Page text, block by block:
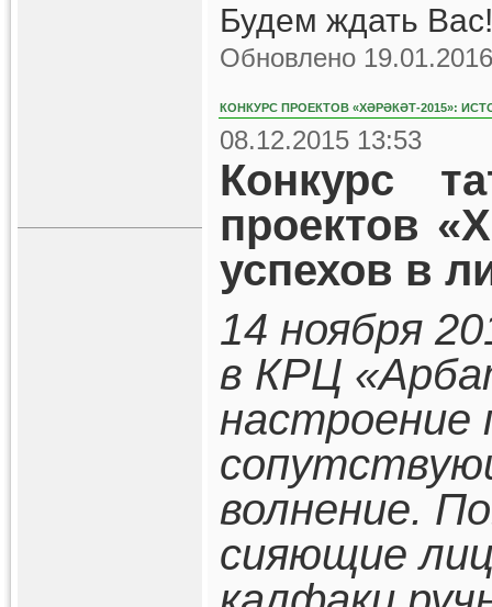
Будем ждать
Обновлено
КОНКУРС ПРОЕКТОВ «ХӘРӘКӘТ-2015»:
08.12.2015 13:53
Конкурс
проектов
успехов в
14 ноября
в КРЦ
настроение
волнение.
сияющие